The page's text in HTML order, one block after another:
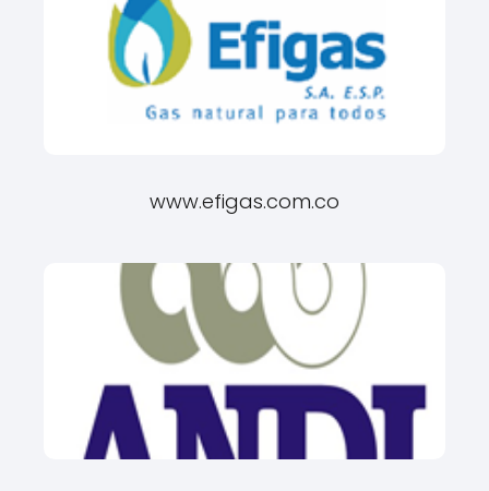
www.efigas.com.co